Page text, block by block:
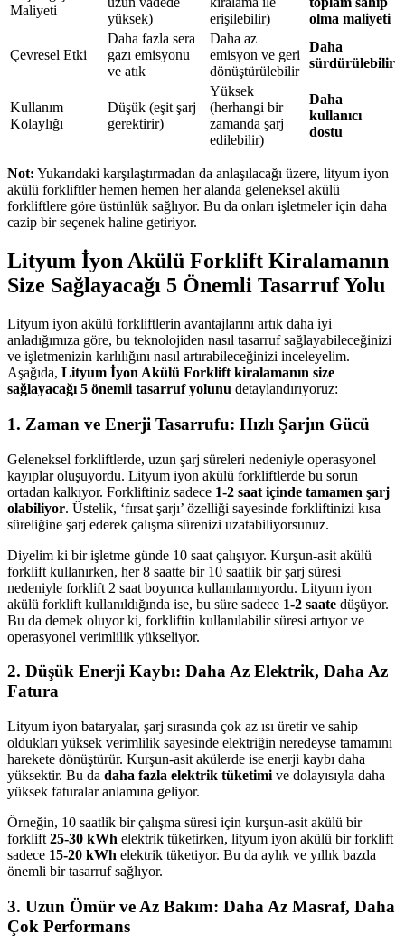
Maliyeti
yüksek)
erişilebilir)
olma maliyeti
Çevresel Etki
Daha fazla sera
gazı emisyonu
ve atık
Daha az
emisyon ve geri
dönüştürülebilir
Daha
sürdürülebilir
Kullanım
Kolaylığı
Düşük (eşit şarj
gerektirir)
Yüksek
(herhangi bir
zamanda şarj
edilebilir)
Daha
kullanıcı
dostu
Not: Yukarıdaki karşılaştırmadan da anlaşılacağı üzere, lityum iyon
akülü forkliftler hemen hemen her alanda geleneksel akülü
forkliftlere göre üstünlük sağlıyor. Bu da onları işletmeler için daha
cazip bir seçenek haline getiriyor.
Lityum İyon Akülü Forklift Kiralamanın
Size Sağlayacağı 5 Önemli Tasarruf Yolu
Lityum iyon akülü forkliftlerin avantajlarını artık daha iyi
anladığımıza göre, bu teknolojiden nasıl tasarruf sağlayabileceğinizi
ve işletmenizin karlılığını nasıl artırabileceğinizi inceleyelim.
Aşağıda, Lityum İyon Akülü Forklift kiralamanın size
sağlayacağı 5 önemli tasarruf yolunu detaylandırıyoruz:
1. Zaman ve Enerji Tasarrufu: Hızlı Şarjın Gücü
Geleneksel forkliftlerde, uzun şarj süreleri nedeniyle operasyonel
kayıplar oluşuyordu. Lityum iyon akülü forkliftlerde bu sorun
ortadan kalkıyor. Forkliftiniz sadece 1-2 saat içinde tamamen şarj
olabiliyor. Üstelik, ‘fırsat şarjı’ özelliği sayesinde forkliftinizi kısa
süreliğine şarj ederek çalışma sürenizi uzatabiliyorsunuz.
Diyelim ki bir işletme günde 10 saat çalışıyor. Kurşun-asit akülü
forklift kullanırken, her 8 saatte bir 10 saatlik bir şarj süresi
nedeniyle forklift 2 saat boyunca kullanılamıyordu. Lityum iyon
akülü forklift kullanıldığında ise, bu süre sadece 1-2 saate düşüyor.
Bu da demek oluyor ki, forkliftin kullanılabilir süresi artıyor ve
operasyonel verimlilik yükseliyor.
2. Düşük Enerji Kaybı: Daha Az Elektrik, Daha Az
Fatura
Lityum iyon bataryalar, şarj sırasında çok az ısı üretir ve sahip
oldukları yüksek verimlilik sayesinde elektriğin neredeyse tamamını
harekete dönüştürür. Kurşun-asit akülerde ise enerji kaybı daha
yüksektir. Bu da daha fazla elektrik tüketimi ve dolayısıyla daha
yüksek faturalar anlamına geliyor.
Örneğin, 10 saatlik bir çalışma süresi için kurşun-asit akülü bir
forklift 25-30 kWh elektrik tüketirken, lityum iyon akülü bir forklift
sadece 15-20 kWh elektrik tüketiyor. Bu da aylık ve yıllık bazda
önemli bir tasarruf sağlıyor.
3. Uzun Ömür ve Az Bakım: Daha Az Masraf, Daha
Çok Performans